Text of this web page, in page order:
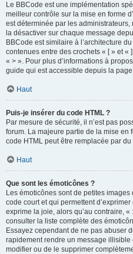
Le BBCode est une implémentation
meilleur contrôle sur la mise en forme
est déterminée par les
la désactiver sur chaque message
BBCode est similaire à l’architecture
contenues entre des crochets « [ » et «
« > ». Pour plus d’informations à
guide qui est accessible depuis la
Haut
Puis-je insérer du code HTML ?
Par mesure de sécurité, il n’est pas
forum. La majeure partie de la mise en
code HTML peut être remplacée par du
Haut
Que sont les émoticônes ?
Les émoticônes sont de petites
code court et qui permettent
exprime la joie, alors qu’au contraire,
consulter la liste complète des
Essayez cependant de ne pas abuser
rapidement rendre un message
modifier ou de le supprimer